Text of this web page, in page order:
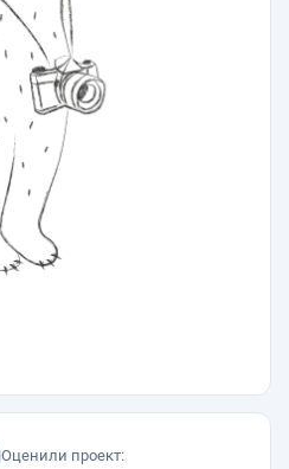
Оценили проект: